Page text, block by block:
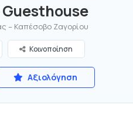
– Καπέσοβο Ζαγορίου
Κοινοποίηση
Αξιολόγηση